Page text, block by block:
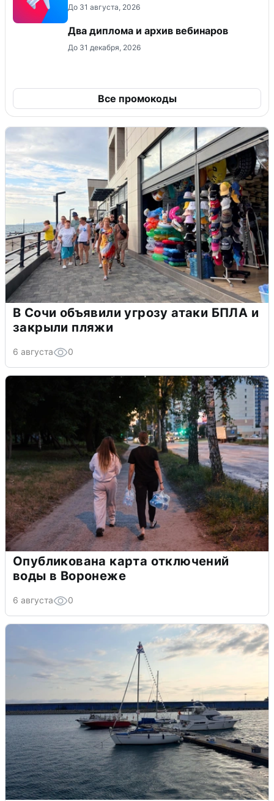
До 31 августа, 2026
Два диплома и архив вебинаров
До 31 декабря, 2026
Все промокоды
В Сочи объявили угрозу атаки БПЛА и
закрыли пляжи
6 августа 0
Опубликована карта отключений
воды в Воронеже
6 августа 0